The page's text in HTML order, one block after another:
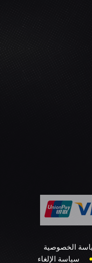
الخصوصية
سياسة الإلغاء